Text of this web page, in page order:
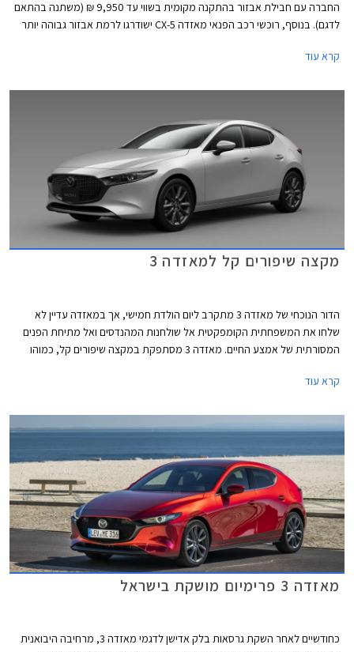
החברה עם חבילת אבזור בהתקנה מקומית בשווי עד 9,950 ₪ (משתנה בהתאם
לדגם). בנוסף, רוכשי רכב הפנאי מאזדה CX-5 ישודרגו לרמת אבזור גבוהה יותר
התצוגה של מאזדה ברחבי הארץ.
קרא עוד
מקצה שיפורים קל למאזדה 3
הדור הנוכחי של מאזדה 3 מתקרב ליום הולדת חמישי, אך במאזדה עדיין לא
שלחו את המשפחתית הקומפקטית אל שולחנות המהנדסים ואל מתיחת הפנים
המסורתית של אמצע החיים. מאזדה 3 מסתפקת במקצה שיפורים קל, כמוהו
הדגמים המשודרגים יגיעו ליפן ולאוסטרליה, השוק האירופאי והאמריקאי יקבלו
קרא עוד
מאזדה 3 פרימיום מושקת בישראל
כחודשיים לאחר השקת גרסאות בלק אדישן לדגמי מאזדה 3, מרחיבה היבואנית